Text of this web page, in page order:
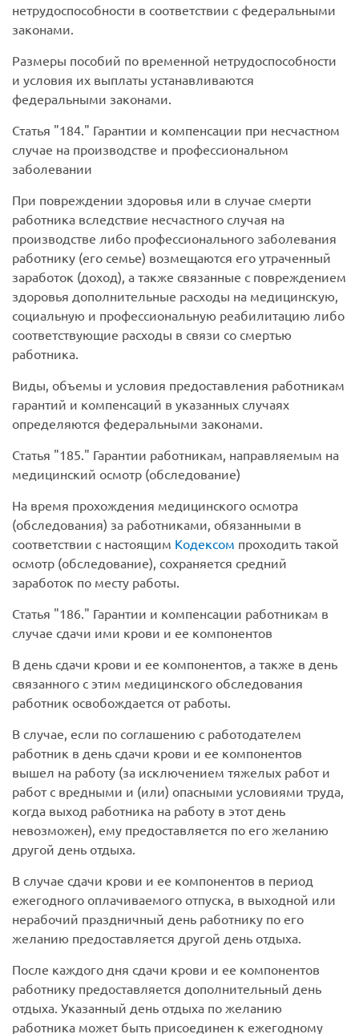
нетрудоспособности в соответствии с федеральными
законами.
Размеры пособий по временной нетрудоспособности
и условия их выплаты устанавливаются
федеральными законами.
Статья
184.
Гарантии и компенсации при несчастном
случае на производстве и профессиональном
заболевании
При повреждении здоровья или в случае смерти
работника вследствие несчастного случая на
производстве либо профессионального заболевания
работнику (его семье) возмещаются его утраченный
заработок (доход), а также связанные с повреждением
здоровья дополнительные расходы на медицинскую,
социальную и профессиональную реабилитацию либо
соответствующие расходы в связи со смертью
работника.
Виды, объемы и условия предоставления работникам
гарантий и компенсаций в указанных случаях
определяются федеральными законами.
Статья
185.
Гарантии работникам, направляемым на
медицинский осмотр (обследование)
На время прохождения медицинского осмотра
(обследования) за работниками, обязанными в
соответствии с настоящим Кодексом проходить такой
осмотр (обследование), сохраняется средний
заработок по месту работы.
Статья
186.
Гарантии и компенсации работникам в
случае сдачи ими крови и ее компонентов
В день сдачи крови и ее компонентов, а также в день
связанного с этим медицинского обследования
работник освобождается от работы.
В случае, если по соглашению с работодателем
работник в день сдачи крови и ее компонентов
вышел на работу (за исключением тяжелых работ и
работ с вредными и (или) опасными условиями труда,
когда выход работника на работу в этот день
невозможен), ему предоставляется по его желанию
другой день отдыха.
В случае сдачи крови и ее компонентов в период
ежегодного оплачиваемого отпуска, в выходной или
нерабочий праздничный день работнику по его
желанию предоставляется другой день отдыха.
После каждого дня сдачи крови и ее компонентов
работнику предоставляется дополнительный день
отдыха. Указанный день отдыха по желанию
работника может быть присоединен к ежегодному